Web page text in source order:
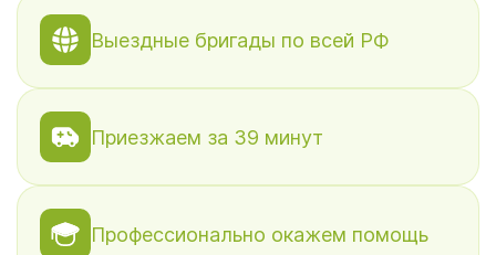
Выездные бригады по всей РФ
Приезжаем за 39 минут
Профессионально окажем помощь